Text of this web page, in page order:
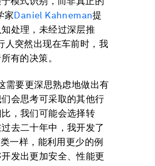
家Daniel Kahneman提
处理，未经过深层推
人突然出现在车前时，我
有的决策。
需要更深思熟虑地做出有
会思考可采取的其他行
，我们可能会选择转
去二十年中，我开发了
一样，能利用更少的例
发出更加安全、性能更